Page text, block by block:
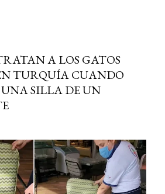
A LOS GATOS
TURQUÍA CUANDO
SILLA DE UN